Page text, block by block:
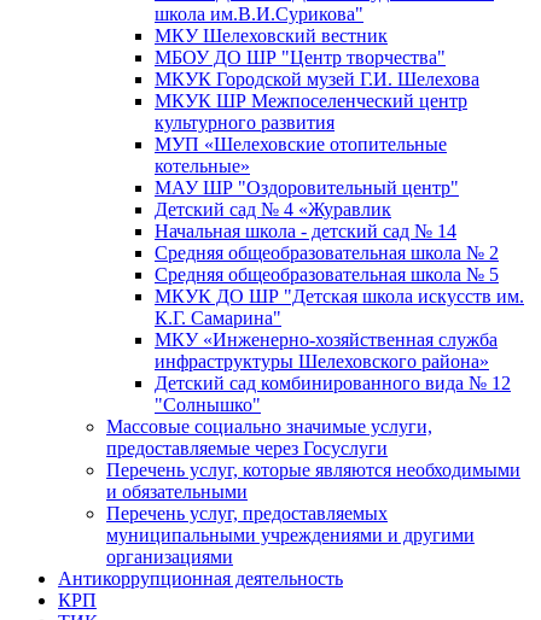
школа им.В.И.Сурикова"
МКУ Шелеховский вестник
МБОУ ДО ШР "Центр творчества"
МКУК Городской музей Г.И. Шелехова
МКУК ШР Межпоселенческий центр
культурного развития
МУП «Шелеховские отопительные
котельные»
МАУ ШР "Оздоровительный центр"
Детский сад № 4 «Журавлик
Начальная школа - детский сад № 14
Средняя общеобразовательная школа № 2
Средняя общеобразовательная школа № 5
МКУК ДО ШР "Детская школа искусств им.
К.Г. Самарина"
МКУ «Инженерно-хозяйственная служба
инфраструктуры Шелеховского района»
Детский сад комбинированного вида № 12
"Солнышко"
Массовые социально значимые услуги,
предоставляемые через Госуслуги
Перечень услуг, которые являются необходимыми
и обязательными
Перечень услуг, предоставляемых
муниципальными учреждениями и другими
организациями
Антикоррупционная деятельность
КРП